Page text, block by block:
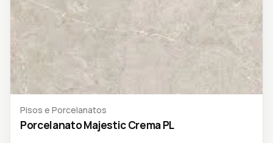
Pisos e Porcelanatos
Porcelanato Majestic Crema PL